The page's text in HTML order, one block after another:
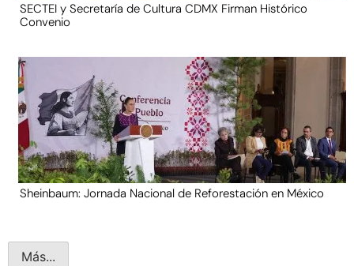
SECTEI y Secretaría de Cultura CDMX Firman Histórico
Convenio
Sheinbaum: Jornada Nacional de Reforestación en México
Más...